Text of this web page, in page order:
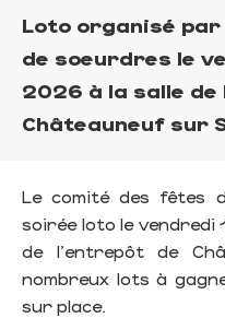
Loto organisé
de soeurdres le
2026 à la salle
Châteauneuf sur
Le comité des fêtes
soirée loto le vendredi
de l'entrepôt de
nombreux lots à
sur place.